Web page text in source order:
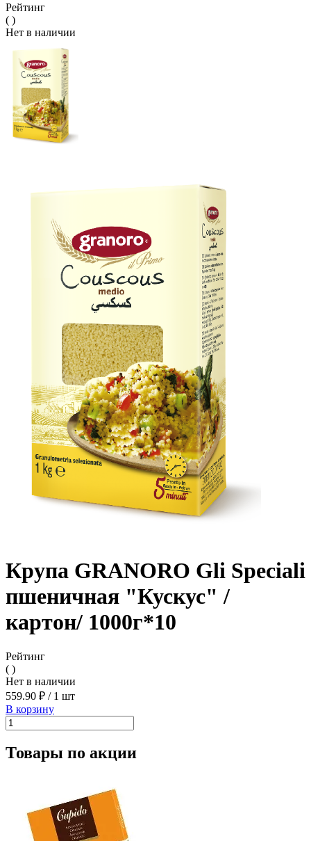
Рейтинг
( )
Нет в наличии
Крупа GRANORO Gli Speciali
пшеничная "Кускус" /
картон/ 1000г*10
Рейтинг
( )
Нет в наличии
559.90 ₽ /1 шт
В корзину
Товары по акции